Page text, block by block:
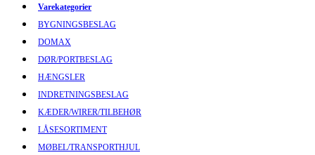
Varekategorier
BYGNINGSBESLAG
DOMAX
DØR/PORTBESLAG
HÆNGSLER
INDRETNINGSBESLAG
KÆDER/WIRER/TILBEHØR
LÅSESORTIMENT
MØBEL/TRANSPORTHJUL